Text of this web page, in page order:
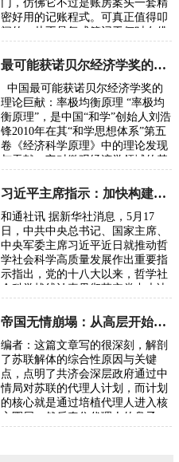
门，仿佛它不过是账房案头一套精
密好用的记账程式。可真正值得叩
问的，从不是复式簿记于何时在佛
熟，而是人类…
最可能获诺贝尔经济学奖的理论巨献：率极均衡原理
中国最可能获诺贝尔经济学奖的
理论巨献：率极均衡原理 “率极均
衡原理”，是中国“和学”创始人刘浩
锋2010年在其“和学思想体系”第五
卷《经济科学原理》中的理论发现
与贡献。它对微观经济学领域的基
被…
习近平主席指示：加快构建中国哲学社会科学自主知识体系
和通社讯 据新华社消息，5月17
日，中共中央总书记、国家主席、
中央军委主席习近平近日就推动哲
学社会科学高质量发展作出重要指
示指出，党的十八大以来，哲学社
会科学战线认真贯彻落实党中央决
进知识创新…
帝国无情崩塌：从高层开始渗透的“代理人计划”
编者：这篇文章写的很深刻，解剖
了苏联解体的综合性原因与关键
点，点明了共济会深层政府通过中
情局对苏联的代理人计划，而计划
的核心就是通过培植代理人进入核
心圈层，然后牵住代理人的鼻子，